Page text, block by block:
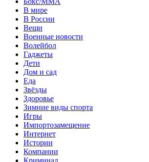
В мире
В России
Вещи
Военные новости
Волейбол
Гаджеты
Дети
Дом и сад
Еда
Звёзды
Здоровье
Зимние виды спорта
Игры
Импортозамещение
Интернет
Истории
Компании
Криминал